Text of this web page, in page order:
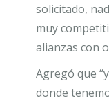
solicitado,
muy
alianzas con
Agregó que
donde